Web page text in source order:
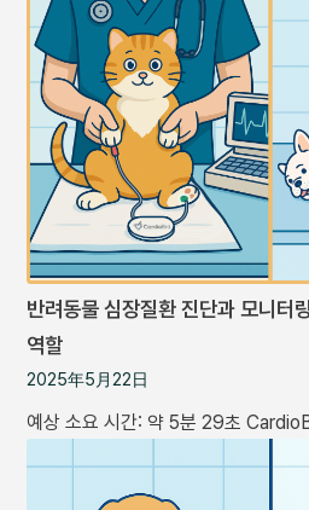
반려동물 심장질환 진단과 모니터
역할
2025年5月22日
예상 소요 시간: 약 5분 29초